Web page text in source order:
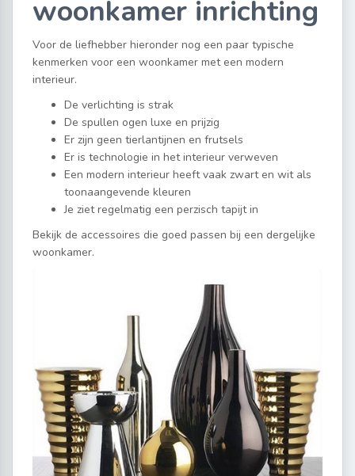
woonkamer inrichting
Voor de liefhebber hieronder nog een paar typische
kenmerken voor een woonkamer met een modern
interieur.
De verlichting is strak
De spullen ogen luxe en prijzig
Er zijn geen tierlantijnen en frutsels
Er is technologie in het interieur verweven
Een modern interieur heeft vaak zwart en wit als
toonaangevende kleuren
Je ziet regelmatig een perzisch tapijt in
Bekijk de accessoires die goed passen bij een dergelijke
woonkamer.